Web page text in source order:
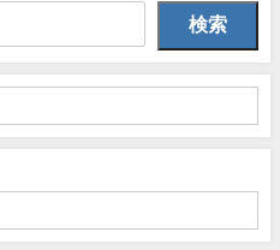
検索